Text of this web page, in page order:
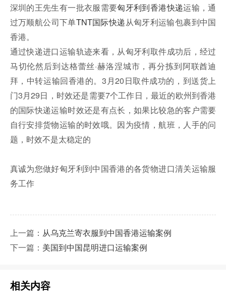
深圳的王先生有一批衣服需要匈牙利到香港快递运输，通
过万顺航公司下单TNT国际快递从匈牙利运输包裹到中国
香港。
通过快递进口运输轨迹来看，从匈牙利取件成功后，经过
马切伦然后到达格蕾丝·赫洛涅城市，再分拣到阿联酋迪
拜，中转运输回香港的。3月20日取件成功的，到送货上
门3月29日，时效还是需要7个工作日，最近的欧州到香港
的国际快递运输时效还是有点长，如果比较急的客户需要
自行安排货物运输的时效哦。因为疫情，航班，人手的问
题，时效不是太稳定的
真诚为您做好匈牙利到中国香港的各货物进口清关运输服
务工作
上一篇： 从乌克兰寄衣服到中国香港运输案例
下一篇： 美国到中国昆明进口运输案例
相关内容